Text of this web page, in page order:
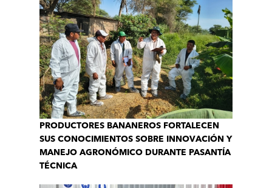
PRODUCTORES BANANEROS FORTALECEN
SUS CONOCIMIENTOS SOBRE INNOVACIÓN Y
MANEJO AGRONÓMICO DURANTE PASANTÍA
TÉCNICA